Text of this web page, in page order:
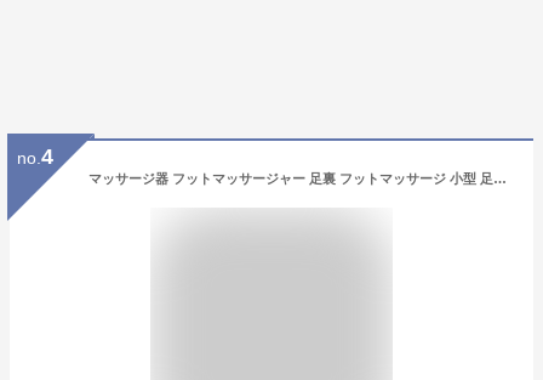
no. 4
マッサージ器 フットマッサージャー 足裏 フットマッサージ 小型 足先 腕・足・ふくらはぎ コンパクト ヒーター 足マッサージ器 ヒーター機能搭載 ストレス解消 美脚 健康器具 プレゼント 足マッサージ 健康 グッズ 両親 敬老の日 お中元 ギフト